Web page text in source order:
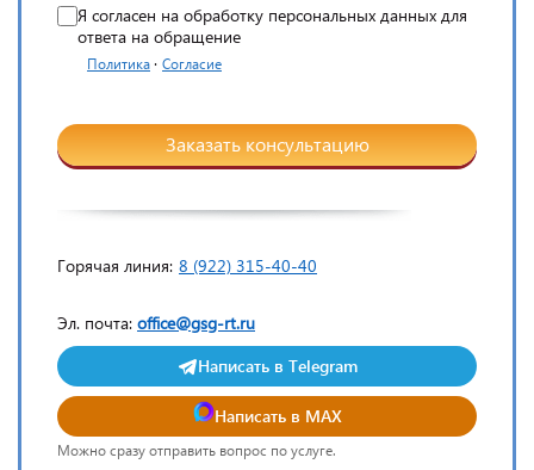
Я согласен на обработку персональных данных для
ответа на обращение
Политика · Согласие
Заказать консультацию
Горячая линия: 8 (922) 315-40-40
Эл. почта: office@gsg-rt.ru
Написать в Telegram
Написать в MAX
Можно сразу отправить вопрос по услуге.